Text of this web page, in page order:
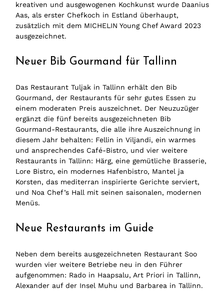
kreativen und ausgewogenen Kochkunst wurde Daanius
Aas, als erster Chefkoch in Estland überhaupt,
zusätzlich mit dem MICHELIN Young Chef Award 2023
ausgezeichnet.
Neuer Bib Gourmand für Tallinn
Das Restaurant Tuljak in Tallinn erhält den Bib
Gourmand, der Restaurants für sehr gutes Essen zu
einem moderaten Preis auszeichnet. Der Neuzuzüger
ergänzt die fünf bereits ausgezeichneten Bib
Gourmand-Restaurants, die alle ihre Auszeichnung in
diesem Jahr behalten: Fellin in Viljandi, ein warmes
und ansprechendes Café-Bistro, und vier weitere
Restaurants in Tallinn: Härg, eine gemütliche Brasserie,
Lore Bistro, ein modernes Hafenbistro, Mantel ja
Korsten, das mediterran inspirierte Gerichte serviert,
und Noa Chef’s Hall mit seinen saisonalen, modernen
Menüs.
Neue Restaurants im Guide
Neben dem bereits ausgezeichneten Restaurant Soo
wurden vier weitere Betriebe neu in den Führer
aufgenommen: Rado in Haapsalu, Art Priori in Tallinn,
Alexander auf der Insel Muhu und Barbarea in Tallinn.